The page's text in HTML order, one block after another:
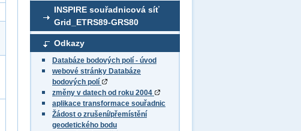
INSPIRE souřadnicová síť
Grid_ETRS89-GRS80
Odkazy
Databáze bodových polí - úvod
webové stránky Databáze
bodových polí
změny v datech od roku 2004
aplikace transformace souřadnic
Žádost o zrušení/přemístění
geodetického bodu